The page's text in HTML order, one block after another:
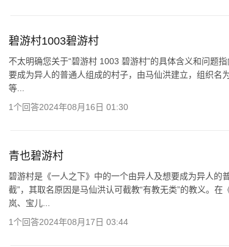
碧游村1003碧游村
不太明确您关于“碧游村 1003 碧游村”的具体含义和问题
要成为异人的普通人组成的村子，由马仙洪建立，组织名
等...
1个回答2024年08月16日 01:30
青也碧游村
碧游村是《一人之下》中的一个由异人及想要成为异人的
截”，其取名原因是马仙洪认可截教“有教无类”的教义。
岚、宝儿...
1个回答2024年08月17日 03:44